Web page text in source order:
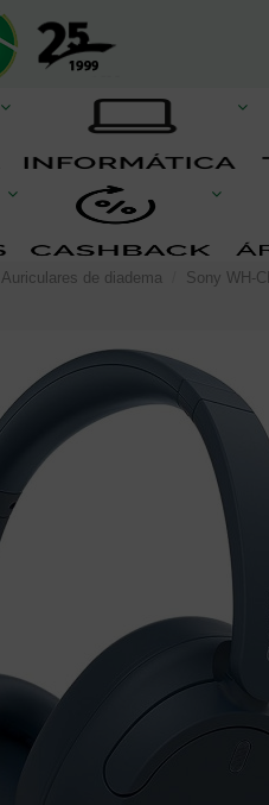
Auriculares de diadema Sony WH-